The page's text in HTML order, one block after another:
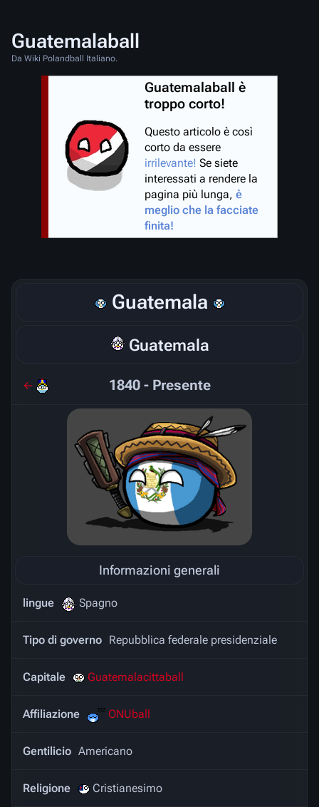
Guatemalaball
Da Wiki Polandball Italiano.
Guatemalaball è
troppo corto!
Questo articolo è così
corto da essere
irrilevante! Se siete
interessati a rendere la
pagina più lunga, è
meglio che la facciate
finita!
Guatemala
Guatemala
← 1840 - Presente
Informazioni generali
lingue Spagno
Tipo di governo Repubblica federale presidenziale
Capitale Guatemalacittaball
Affiliazione ONUball
Gentilicio Americano
Religione Cristianesimo